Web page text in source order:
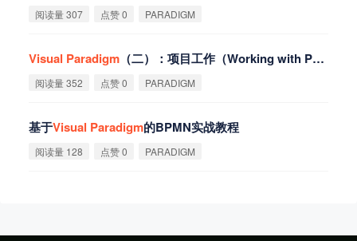
阅读量 307 点赞 0 PARADIGM
Visual Paradigm （二）：项目工作（Working with Projects）
阅读量 352 点赞 0 PARADIGM
基于Visual Paradigm的BPMN实战教程
阅读量 128 点赞 0 PARADIGM